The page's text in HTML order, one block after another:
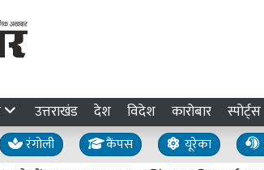
उत्तराखंड देश विदेश कारोबार स्पोर्ट्स
रंगोली कैंपस यूरेका